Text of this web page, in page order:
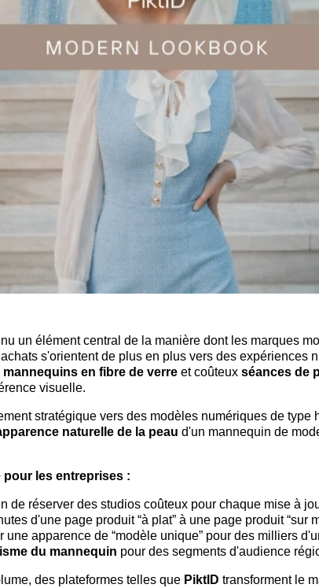
un élément central de la manière dont les marques
s'orientent de plus en plus vers des expériences
mannequins en fibre de verre et coûteux séances de
visuelle.
stratégique vers des modèles numériques de type
naturelle de la peau d'un mannequin de
les entreprises :
de réserver des studios coûteux pour chaque mise à
d'une page produit “à plat” à une page produit “sur
une apparence de “modèle unique” pour des milliers
du mannequin pour des segments d'audience
des plateformes telles que PiktID transforment le